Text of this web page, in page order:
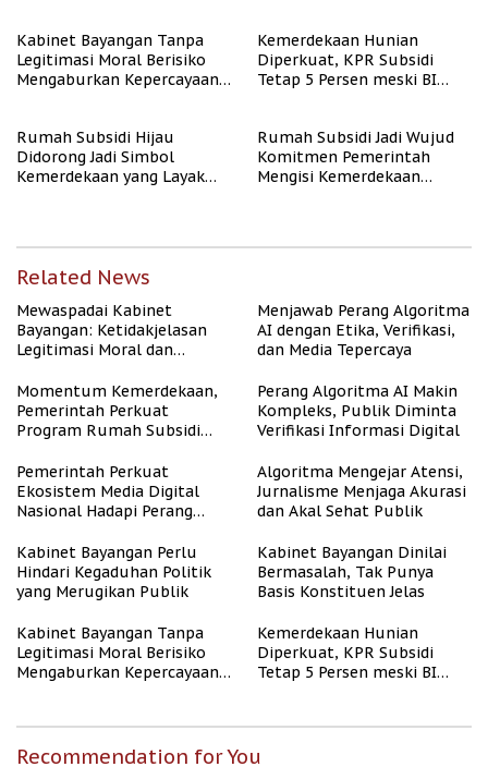
Kabinet Bayangan Tanpa
Legitimasi Moral Berisiko
Mengaburkan Kepercayaan
Kemerdekaan Hunian
Diperkuat, KPR Subsidi
Tetap 5 Persen meski BI
Rumah Subsidi Hijau
Didorong Jadi Simbol
Kemerdekaan yang Layak
Rumah Subsidi Jadi Wujud
Komitmen Pemerintah
Mengisi Kemerdekaan
Related News
Mewaspadai Kabinet
Bayangan: Ketidakjelasan
Legitimasi Moral dan
Menjawab Perang Algoritma
AI dengan Etika, Verifikasi,
dan Media Tepercaya
Momentum Kemerdekaan,
Pemerintah Perkuat
Program Rumah Subsidi
Berpenghasilan Rendah
Perang Algoritma AI Makin
Kompleks, Publik Diminta
Verifikasi Informasi Digital
Pemerintah Perkuat
Ekosistem Media Digital
Nasional Hadapi Perang
Algoritma Mengejar Atensi,
Jurnalisme Menjaga Akurasi
dan Akal Sehat Publik
Kabinet Bayangan Perlu
Hindari Kegaduhan Politik
yang Merugikan Publik
Kabinet Bayangan Dinilai
Bermasalah, Tak Punya
Basis Konstituen Jelas
Kabinet Bayangan Tanpa
Legitimasi Moral Berisiko
Mengaburkan Kepercayaan
Kemerdekaan Hunian
Diperkuat, KPR Subsidi
Tetap 5 Persen meski BI
Recommendation for You